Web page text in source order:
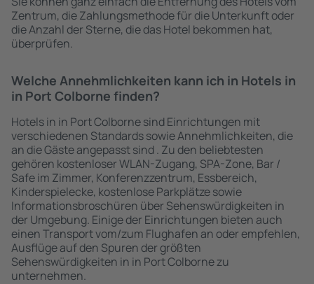
Zentrum, die Zahlungsmethode für die Unterkunft oder
die Anzahl der Sterne, die das Hotel bekommen hat,
überprüfen.
Welche Annehmlichkeiten kann ich in Hotels in
in Port Colborne finden?
Hotels in in Port Colborne sind Einrichtungen mit
verschiedenen Standards sowie Annehmlichkeiten, die
an die Gäste angepasst sind . Zu den beliebtesten
gehören kostenloser WLAN-Zugang, SPA-Zone, Bar /
Safe im Zimmer, Konferenzzentrum, Essbereich,
Kinderspielecke, kostenlose Parkplätze sowie
Informationsbroschüren über Sehenswürdigkeiten in
der Umgebung. Einige der Einrichtungen bieten auch
einen Transport vom/zum Flughafen an oder empfehlen,
Ausflüge auf den Spuren der größten
Sehenswürdigkeiten in in Port Colborne zu
unternehmen.